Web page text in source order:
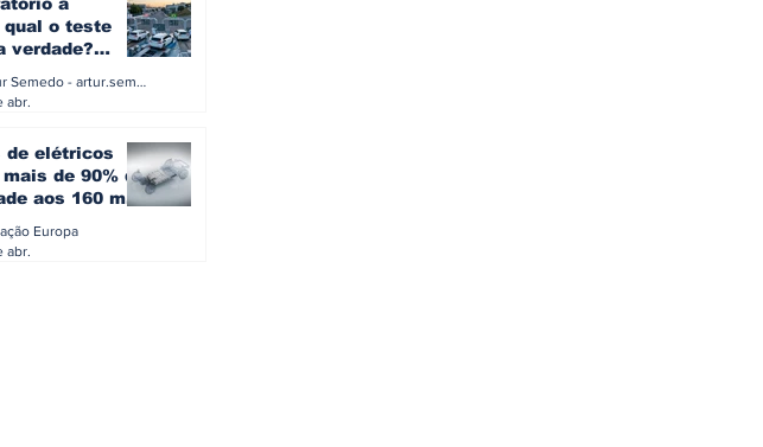
qual o teste
verdade?
Artur Semedo - artur.semedo@publiracing.pt
abr.
de elétricos
de 90% da
aos 160 mil
Europa
abr.